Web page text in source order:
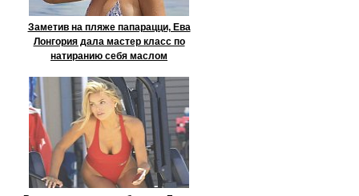
Заметив на пляже папарацци, Ева
Лонгория дала мастер класс по
натиранию себя маслом